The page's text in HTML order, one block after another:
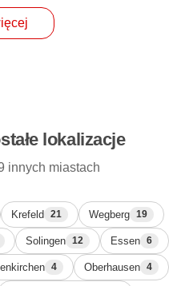
lokalizacje
innych miastach
Krefeld 21 Wegberg 19
Solingen 12 Essen 6
4 Oberhausen 4